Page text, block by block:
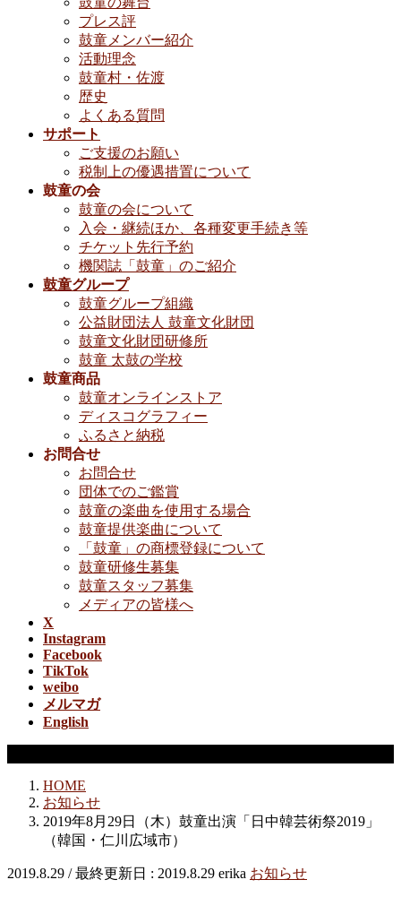
プレス評
鼓童メンバー紹介
活動理念
鼓童村・佐渡
歴史
よくある質問
サポート
ご支援のお願い
税制上の優遇措置について
鼓童の会
鼓童の会について
入会・継続ほか、各種変更手続き等
チケット先行予約
機関誌「鼓童」のご紹介
鼓童グループ
鼓童グループ組織
公益財団法人 鼓童文化財団
鼓童文化財団研修所
鼓童 太鼓の学校
鼓童商品
鼓童オンラインストア
ディスコグラフィー
ふるさと納税
お問合せ
お問合せ
団体でのご鑑賞
鼓童の楽曲を使用する場合
鼓童提供楽曲について
「鼓童」の商標登録について
鼓童研修生募集
鼓童スタッフ募集
メディアの皆様へ
X
Instagram
Facebook
TikTok
weibo
メルマガ
English
HOME
お知らせ
2019年8月29日（木）鼓童出演「日中韓芸術祭2019」
（韓国・仁川広域市）
2019.8.29 / 最終更新日 : 2019.8.29 erika お知らせ